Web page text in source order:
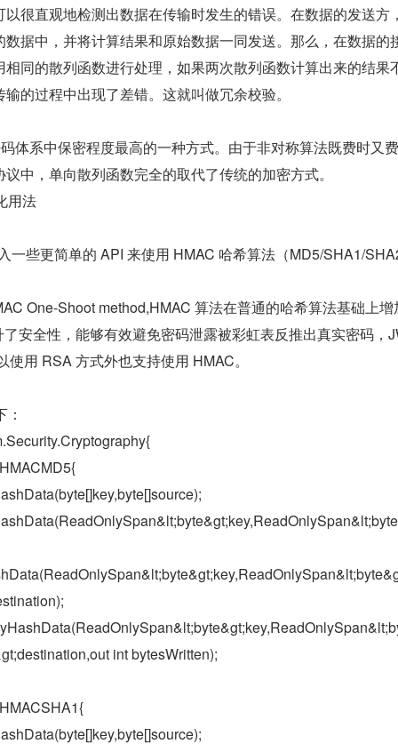
直观地检测出数据在传输时发生的错误。在数据的发送方
据中，并将计算结果和原始数据一同发送。那么，在数据的
同的散列函数进行处理，如果两次散列函数计算出来的结果
的过程中出现了差错。这就叫做冗余校验。
系中保密程度最高的一种方式。由于非对称算法既费时又
中，单向散列函数完全的取代了传统的加密方式。
用法
更简单的 API 来使用 HMAC 哈希算法（MD5/SHA1/
Shoot method,HMAC 算法在普通的哈希算法基础上增
安全性，能够有效避免密码泄露被彩虹表反推出真实密码，
用 RSA 方式外也支持使用 HMAC。
int bytesWritten);